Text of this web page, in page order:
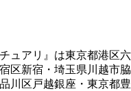
ュアリ』は東京都港区六
区新宿・埼玉県川越市脇
川区戸越銀座・東京都豊